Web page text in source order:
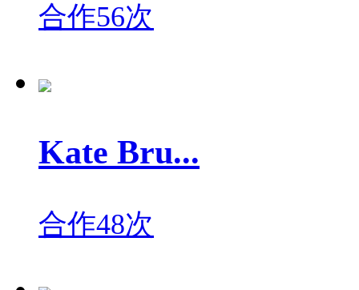
合作56次
Kate Bru...
合作48次